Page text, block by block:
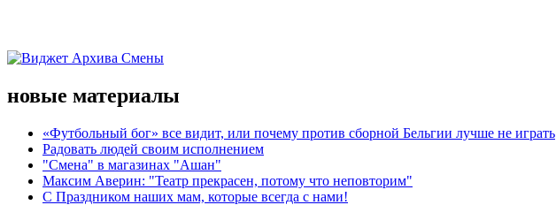
новые материалы
«Футбольный бог» все видит, или почему против сборной Бельгии лучше не играть
Радовать людей своим исполнением
"Смена" в магазинах "Ашан"
Максим Аверин: "Театр прекрасен, потому что неповторим"
С Праздником наших мам, которые всегда с нами!